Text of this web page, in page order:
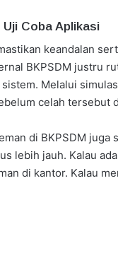
Uji Coba Aplikasi
keandalan
BKPSDM justru
Melalui
celah tersebut
di BKPSDM
lebih jauh. Kalau
di kantor. Kalau